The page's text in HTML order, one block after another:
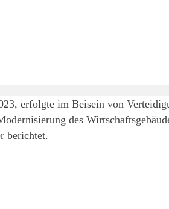
erfolgte im Beisein von
des
berichtet.